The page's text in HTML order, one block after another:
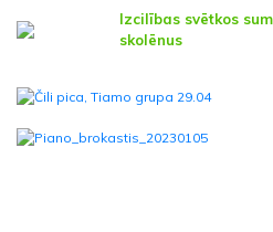
Izcilības svētkos
skolēnus